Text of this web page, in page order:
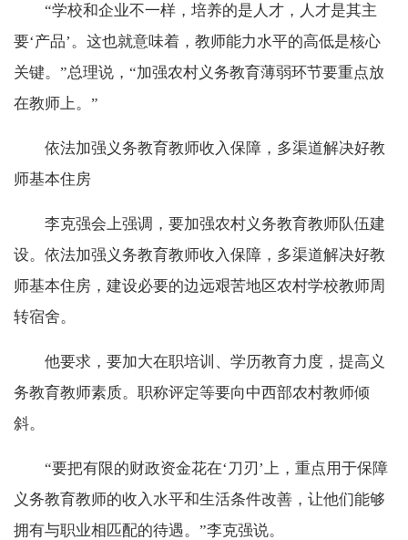
“学校和企业不一样，培养的是人才，人才是其主
要‘产品’。这也就意味着，教师能力水平的高低是核心
关键。”总理说，“加强农村义务教育薄弱环节要重点放
在教师上。”
依法加强义务教育教师收入保障，多渠道解决好教
师基本住房
李克强会上强调，要加强农村义务教育教师队伍建
设。依法加强义务教育教师收入保障，多渠道解决好教
师基本住房，建设必要的边远艰苦地区农村学校教师周
转宿舍。
他要求，要加大在职培训、学历教育力度，提高义
务教育教师素质。职称评定等要向中西部农村教师倾
斜。
“要把有限的财政资金花在‘刀刃’上，重点用于保障
义务教育教师的收入水平和生活条件改善，让他们能够
拥有与职业相匹配的待遇。”李克强说。